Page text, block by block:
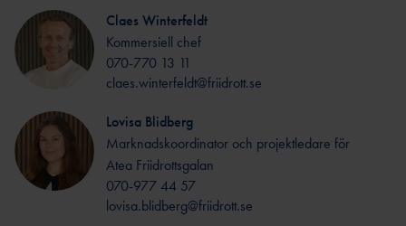
TÄVLINGSARRANGÖRER
SÖKA STÖD
PROJEKTSTÖD IF
26/27
IDROTTSKLIV
ET
GÅNG
FÖRBUNDSDOMARE
GÅNG
OCR LEVEL 1
JUDGE
OCR LEVEL 2 NATIONAL
JUDGE
Claes Winterfeldt
Kommersiell chef
070-770 13 11
claes.winterfeldt@friidrott.se
Lovisa Blidberg
Marknadskoordinator och projektledare för
Atea Friidrottsgalan
070-977 44 57
lovisa.blidberg@friidrott.se